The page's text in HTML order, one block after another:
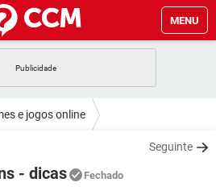
MENU
FACEBOOK
GMAIL
WHATSAPP
WHATSAPP
e jogos online
Seguinte
- dicas Fechado